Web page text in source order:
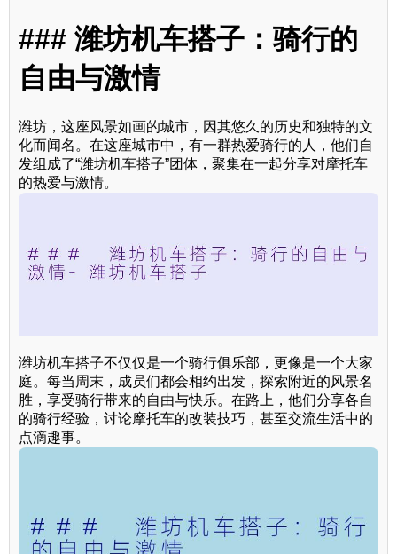
### 潍坊机车搭子：骑行的
自由与激情
潍坊，这座风景如画的城市，因其悠久的历史和独特的文
化而闻名。在这座城市中，有一群热爱骑行的人，他们自
发组成了“潍坊机车搭子”团体，聚集在一起分享对摩托车
的热爱与激情。
潍坊机车搭子不仅仅是一个骑行俱乐部，更像是一个大家
庭。每当周末，成员们都会相约出发，探索附近的风景名
胜，享受骑行带来的自由与快乐。在路上，他们分享各自
的骑行经验，讨论摩托车的改装技巧，甚至交流生活中的
点滴趣事。